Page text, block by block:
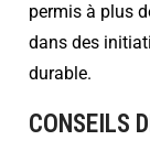
permis à plus
dans des
durable.
CONSEILS